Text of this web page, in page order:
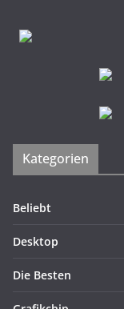
Kategorien
Beliebt
Desktop
Die Besten